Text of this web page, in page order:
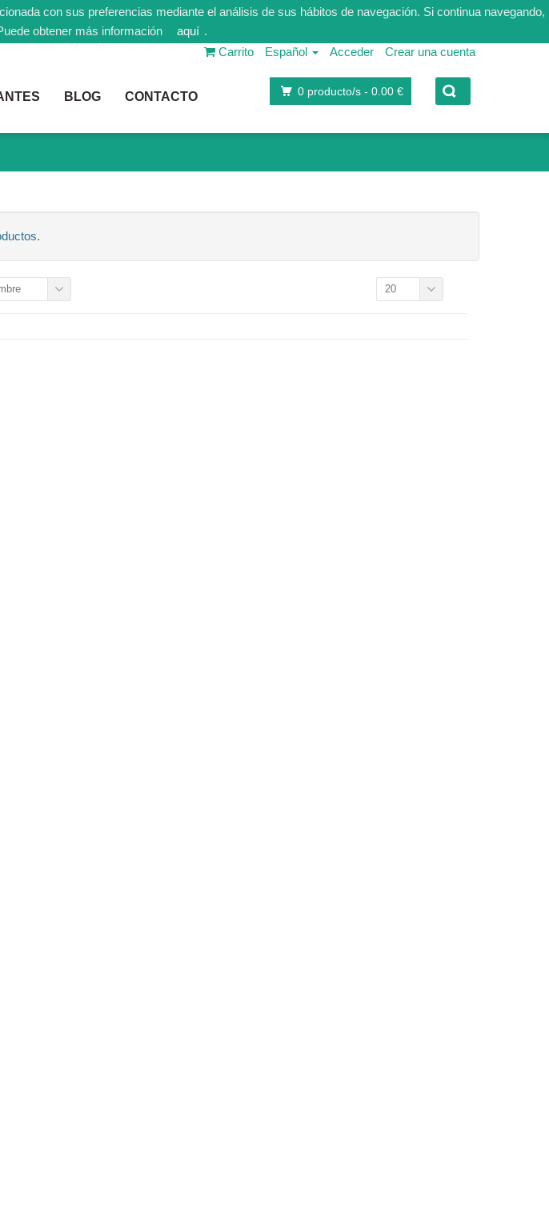
con sus preferencias mediante el análisis de sus hábitos de navegación. Si continua navegando,
obtener más información
aquí .
Carrito Español Acceder Crear una cuenta
BLOG CONTACTO 0 producto/s - 0.00 €
20